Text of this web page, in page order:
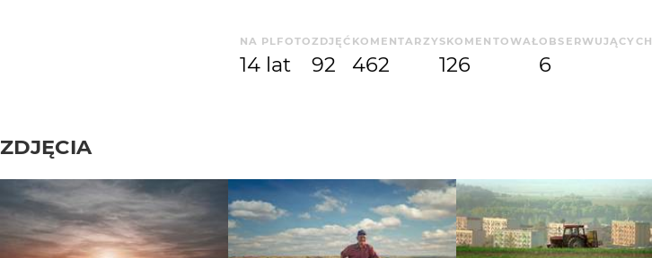
NA PLFOTO
14 lat
ZDJĘĆ
92
KOMENTARZY
462
SKOMENTOWAŁ
126
OBSERWUJĄCYCH
6
ZDJĘCIA